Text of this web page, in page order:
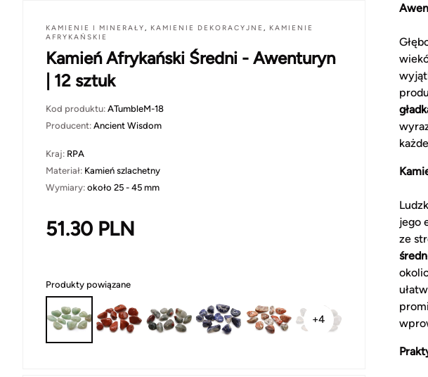
KAMIENIE I MINERAŁY, KAMIENIE DEKORACYJNE , KAMIENIE
AFRYKAŃSKIE
Kamień Afrykański Średni - Awenturyn
| 12 sztuk
Kod produktu: ATumbleM-18
Producent: Ancient Wisdom
Kraj: RPA
Materiał: Kamień szlachetny
Wymiary: około 25 - 45 mm
51.30 PLN
Produkty powiązane
+4
jego
ze